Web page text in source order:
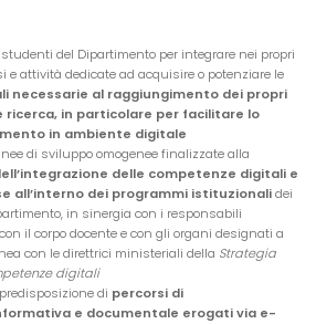
del Dipartimento per integrare nei propri
e attività dedicate ad acquisire o potenziare le
necessarie al raggiungimento dei propri
ricerca, in particolare per facilitare lo
in ambiente digitale
di sviluppo omogenee finalizzate alla
delle competenze digitali e
all’interno dei programmi istituzionalidei
in sinergia con i responsabili
il corpo docente e con gli organi designati a
con le direttrici ministeriali della Strategia
digitali
di percorsi di
e documentale erogati via e-